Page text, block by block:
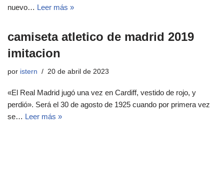
nuevo… Leer más »
camiseta atletico de madrid 2019
imitacion
por istern 20 de abril de 2023
«El Real Madrid jugó una vez en Cardiff, vestido de rojo, y
perdió». Será el 30 de agosto de 1925 cuando por primera vez
se… Leer más »